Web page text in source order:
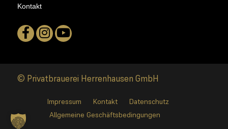
Kontakt
© Privatbrauerei Herrenhausen GmbH
Impressum Kontakt
Datenschutz
Allgemeine Geschäftsbedingungen